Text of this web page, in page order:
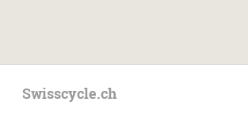
Swisscycle.ch